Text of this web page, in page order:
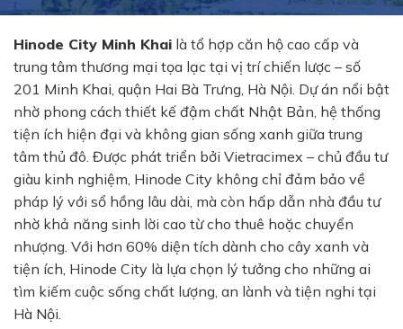
Hinode City Minh Khai là tổ hợp căn hộ cao cấp và
trung tâm thương mại tọa lạc tại vị trí chiến lược – số
201 Minh Khai, quận Hai Bà Trưng, Hà Nội. Dự án nổi bật
nhờ phong cách thiết kế đậm chất Nhật Bản, hệ thống
tiện ích hiện đại và không gian sống xanh giữa trung
tâm thủ đô. Được phát triển bởi Vietracimex – chủ đầu tư
giàu kinh nghiệm, Hinode City không chỉ đảm bảo về
pháp lý với sổ hồng lâu dài, mà còn hấp dẫn nhà đầu tư
nhờ khả năng sinh lời cao từ cho thuê hoặc chuyển
nhượng. Với hơn 60% diện tích dành cho cây xanh và
tiện ích, Hinode City là lựa chọn lý tưởng cho những ai
tìm kiếm cuộc sống chất lượng, an lành và tiện nghi tại
Hà Nội.